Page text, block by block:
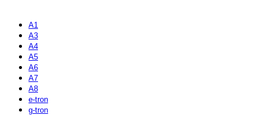
A1
A3
A4
A5
A6
A7
A8
e-tron
g-tron